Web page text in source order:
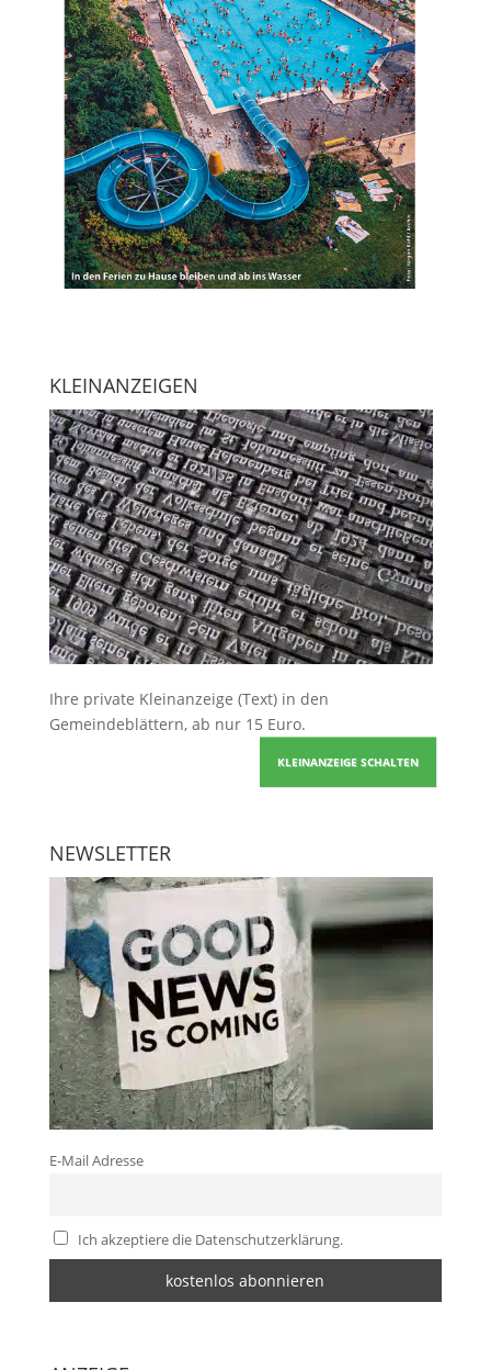
KLEINANZEIGEN
Ihre private Kleinanzeige (Text) in den
Gemeindeblättern, ab nur 15 Euro.
KLEINANZEIGE SCHALTEN
NEWSLETTER
E-Mail Adresse
Ich akzeptiere die Datenschutzerklärung.